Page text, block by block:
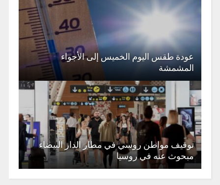
عودة طقس اليوم الخميس إلى الأجواء
المشمشة
توقيف مواطن روسي في مطار الدار البيضاء
مبحوث عنه في روسيا